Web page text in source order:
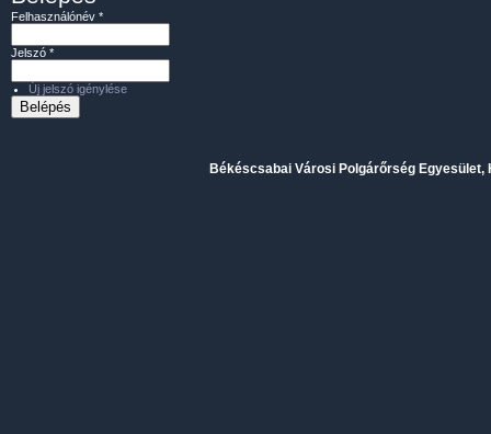
Felhasználónév *
Jelszó *
Új jelszó igénylése
Békéscsabai Városi Polgárőrség Egyesület,